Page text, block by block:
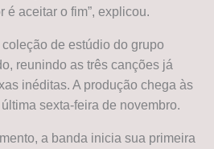
é aceitar o fim”, explicou.
de estúdio do grupo
reunindo as três canções já
inéditas. A produção chega às
sexta-feira de novembro.
a banda inicia sua primeira